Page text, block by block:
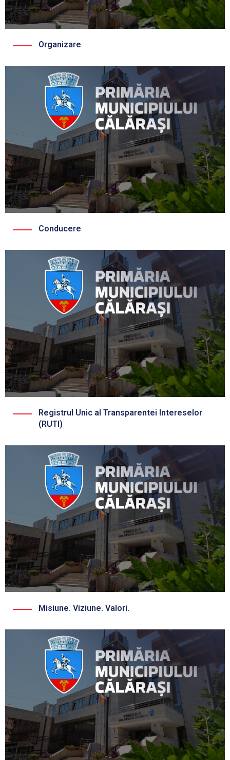
Organizare
Conducere
Registrul Unic al Transparentei Intereselor
(RUTI)
Misiune. Viziune. Valori.